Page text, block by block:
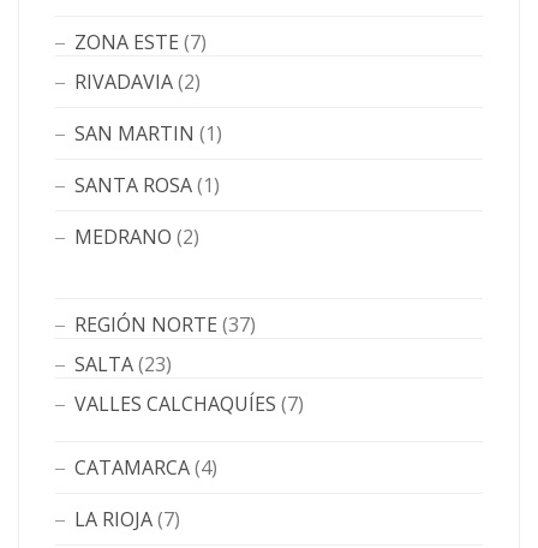
ZONA ESTE (7)
RIVADAVIA(2)
SAN MARTIN (1)
SANTA ROSA(1)
MEDRANO (2)
REGIÓN NORTE (37)
SALTA(23)
VALLES CALCHAQUÍES (7)
CATAMARCA(4)
LA RIOJA(7)